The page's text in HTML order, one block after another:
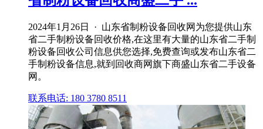
2024年1月26日 · 山东省制粉设备回收网为您提供山东
省二手制粉设备回收价格,在这里有大量的山东省二手制
粉设备回收公司信息供您选择,免费查询或发布山东省二
手制粉设备信息,就到回收商网旗下商盛山东省二手设备
网。
联系电话: 180 3780 8511